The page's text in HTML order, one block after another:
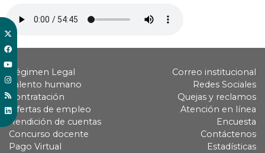
Régimen Legal
Talento humano
Contratación
Ofertas de empleo
Rendición de cuentas
Concurso docente
Pago Virtual
Correo institucional
Redes Sociales
Quejas y reclamos
Atención en línea
Encuesta
Contáctenos
Estadísticas